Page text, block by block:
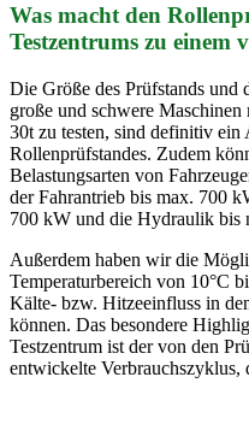
Was macht den
Testzentrums zu einem
Die Größe des Prüfstands und
große und schwere
30t zu testen, sind definitiv ein
Rollenprüfstandes. Zudem
Belastungsarten von
der Fahrantrieb bis max. 700
700 kW und die Hydraulik bis
Außerdem haben wir die
Temperaturbereich von 10°C
Kälte- bzw. Hitzeeinfluss in
können. Das besondere
Testzentrum ist der von den
entwickelte Verbrauchszyklus,